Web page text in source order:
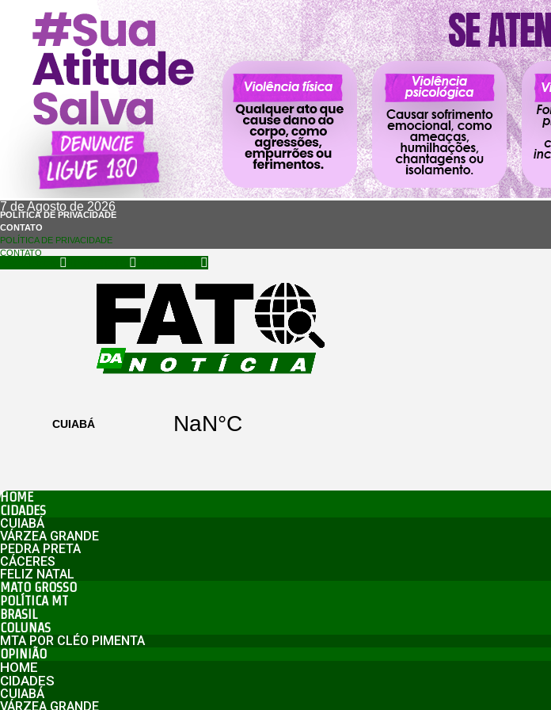
7 de Agosto de 2026
POLÍTICA DE PRIVACIDADE
CONTATO
POLÍTICA DE PRIVACIDADE
CONTATO
HOME
CIDADES
CUIABÁ
VÁRZEA GRANDE
PEDRA PRETA
CÁCERES
FELIZ NATAL
MATO GROSSO
POLÍTICA MT
BRASIL
COLUNAS
MTA POR CLÉO PIMENTA
OPINIÃO
HOME
CIDADES
CUIABÁ
VÁRZEA GRANDE